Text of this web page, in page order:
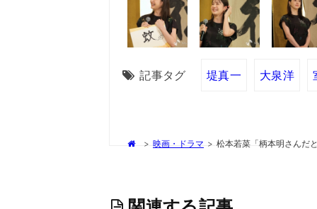
記事タグ 堤真一 大泉洋
> 映画・ドラマ > 松本若菜「柄本明さんだ